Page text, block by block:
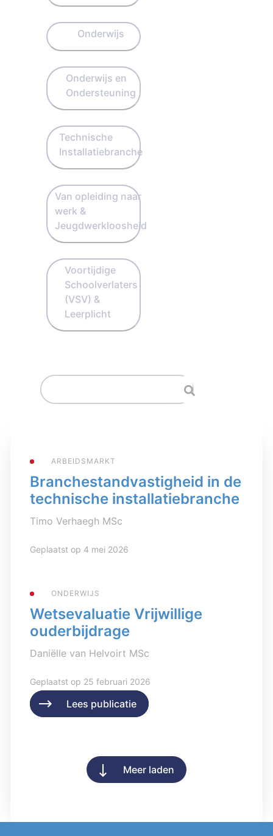
Onderwijs
Onderwijs en
Ondersteuning
Technische
Installatiebranche
Van opleiding naar
werk &
Jeugdwerkloosheid
Voortijdige
Schoolverlaters
(VSV) &
Leerplicht
ARBEIDSMARKT
Branchestandvastigheid in de
technische installatiebranche
Timo Verhaegh MSc
Geplaatst op 4 mei 2026
Lees publicatie
ONDERWIJS
Wetsevaluatie Vrijwillige
ouderbijdrage
Daniëlle van Helvoirt MSc
Geplaatst op 25 februari 2026
Lees publicatie
Meer laden